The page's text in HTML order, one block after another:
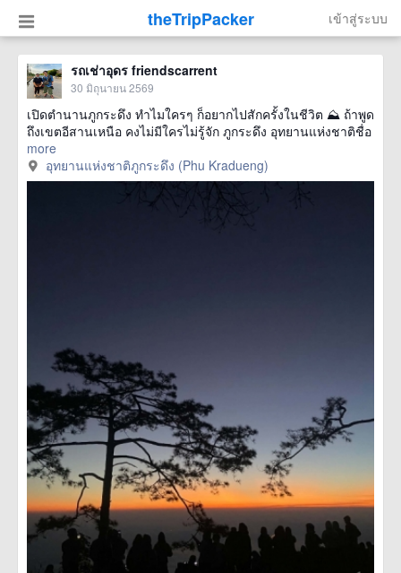
theTripPacker เข้าสู่ระบบ
รถเช่าอุดร friendscarrent
30 มิถุนายน 2569
เปิดตำนานภูกระดึง ทำไมใครๆ ก็อยากไปสักครั้งในชีวิต ⛰️ ถ้าพูด
ถึงเขตอีสานเหนือ คงไม่มีใครไม่รู้จัก ภูกระดึง อุทยานแห่งชาติชื่อ
more
อุทยานแห่งชาติภูกระดึง (Phu Kradueng)